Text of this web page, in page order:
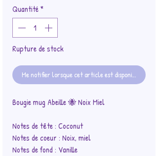
Quantité*
Rupture de stock
Me notifier lorsque cet article est disponible
Bougie mug Abeille 🐝 Noix Miel
Notes de tête : Coconut
Notes de coeur : Noix, miel
Notes de fond : Vanille